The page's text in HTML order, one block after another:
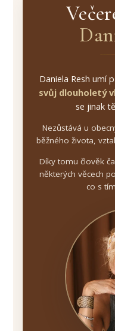
Daniela Resh umí
svůj dlouholetý
se jinak
Nezůstává u
běžného života,
Díky tomu člověk
některých věcech
co s